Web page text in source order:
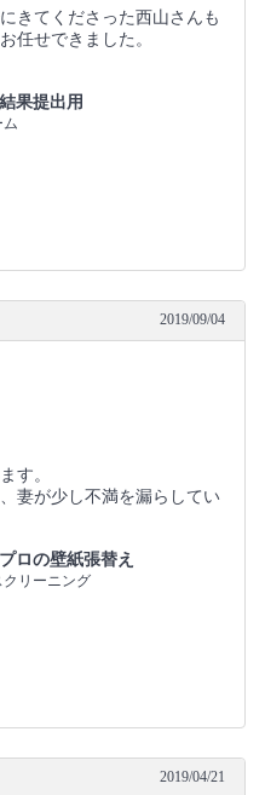
きてくださった西山さんも
任せできました。
果提出用
ム
2019/09/04
す。
妻が少し不満を漏らしてい
ロの壁紙張替え
リーニング
2019/04/21